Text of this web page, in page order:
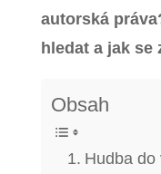
autorská
hledat a jak se
Obsah
Hudba do